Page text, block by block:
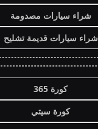
شراء سيارات مصدومة
شراء سيارات قديمة تشليح
كورة 365
كورة سيتي